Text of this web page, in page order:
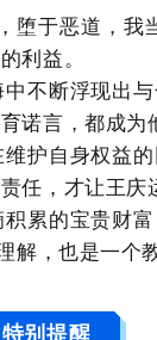
堕于恶道，我
利益。
不断浮现出
诺言，都成为
护自身权益
任，才让王庆
累的宝贵财
，也是一个
特别提醒